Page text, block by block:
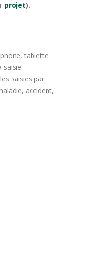
projet).
tablette
saisie
saisies par
accident,